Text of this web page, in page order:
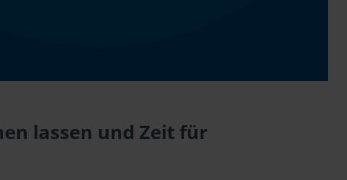
lassen und Zeit für